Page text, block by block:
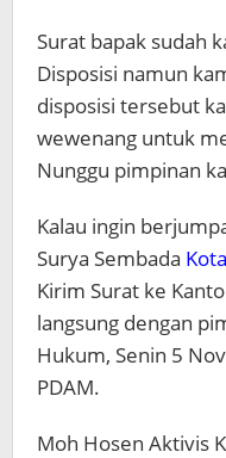
Surat bapak sudah
Disposisi namun
disposisi tersebut
wewenang untuk
Nunggu pimpinan
Kalau ingin
Surya Sembada
Kirim Surat ke
langsung dengan
Hukum, Senin 5
PDAM.
Moh Hosen Aktivis